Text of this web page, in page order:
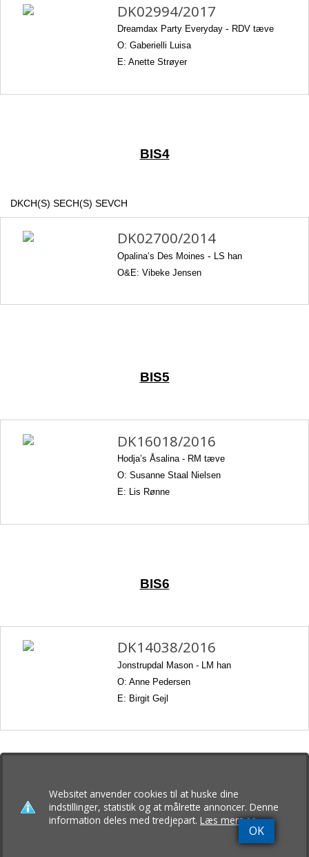
DK02994/2017
Dreamdax Party Everyday - RDV tæve
O: Gaberielli Luisa
E: Anette Strøyer
BIS4
DKCH(S) SECH(S) SEVCH
DK02700/2014
Opalina’s Des Moines -
LS han
O&E: Vibeke Jensen
BIS5
DK16018/2016
Hodja’s Åsalina - RM tæve
O: Susanne Staal Nielsen
E: Lis Rønne
BIS6
DK14038/2016
Jonstrupdal Mason - LM han
O: Anne Pedersen
E: Birgit Gejl
BIS1 Opdrætsklasse
OK
Websitet anvender cookies til at huske dine
indstillinger, statistik og at målrette annoncer. Denne
information deles med tredjepart. Læs mere >>